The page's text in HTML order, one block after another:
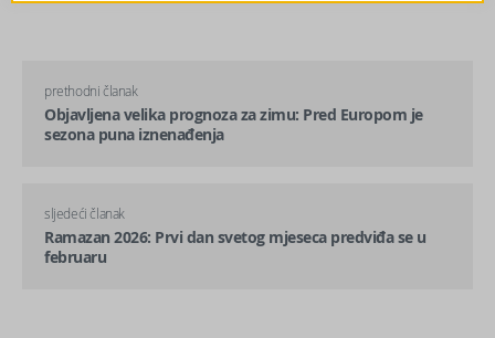
prethodni članak
Objavljena velika prognoza za zimu: Pred Europom je
sezona puna iznenađenja
sljedeći članak
Ramazan 2026: Prvi dan svetog mjeseca predviđa se u
februaru